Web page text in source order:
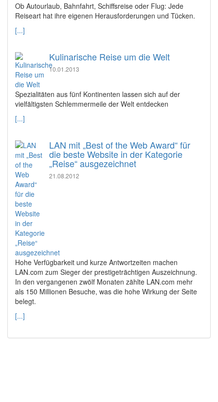
Ob Autourlaub, Bahnfahrt, Schiffsreise oder Flug: Jede
Reiseart hat ihre eigenen Herausforderungen und Tücken.
[...]
Kulinarische Reise um die Welt
10.01.2013
Spezialitäten aus fünf Kontinenten lassen sich auf der
vielfältigsten Schlemmermeile der Welt entdecken
[...]
LAN mit „Best of the Web Award“ für
die beste Website in der Kategorie
„Reise“ ausgezeichnet
21.08.2012
Hohe Verfügbarkeit und kurze Antwortzeiten machen
LAN.com zum Sieger der prestigeträchtigen Auszeichnung.
In den vergangenen zwölf Monaten zählte LAN.com mehr
als 150 Millionen Besuche, was die hohe Wirkung der Seite
belegt.
[...]